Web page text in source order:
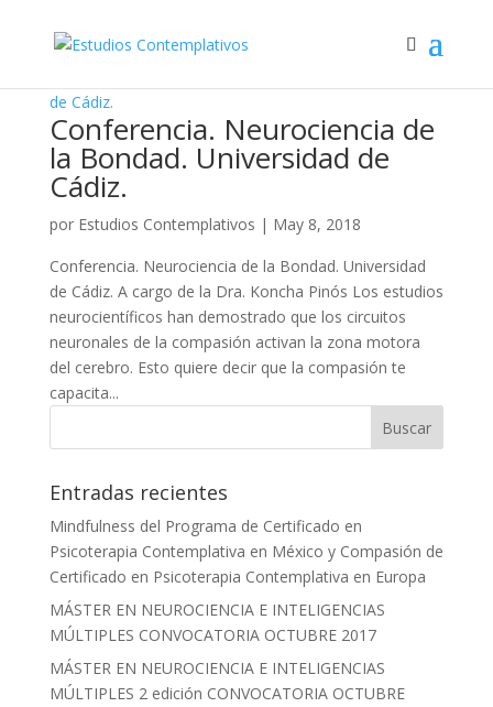
Conferencia. Neurociencia de
la Bondad. Universidad de
Cádiz.
por Estudios Contemplativos | May 8, 2018
Conferencia. Neurociencia de la Bondad. Universidad
de Cádiz. A cargo de la Dra. Koncha Pinós Los estudios
neurocientíficos han demostrado que los circuitos
neuronales de la compasión activan la zona motora
del cerebro. Esto quiere decir que la compasión te
capacita...
Entradas recientes
Mindfulness del Programa de Certificado en
Psicoterapia Contemplativa en México y Compasión de
Certificado en Psicoterapia Contemplativa en Europa
MÁSTER EN NEUROCIENCIA E INTELIGENCIAS
MÚLTIPLES CONVOCATORIA OCTUBRE 2017
MÁSTER EN NEUROCIENCIA E INTELIGENCIAS
MÚLTIPLES 2 edición CONVOCATORIA OCTUBRE